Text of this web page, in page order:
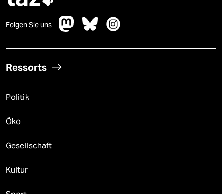
Folgen Sie uns
Ressorts
Politik
Öko
Gesellschaft
Kultur